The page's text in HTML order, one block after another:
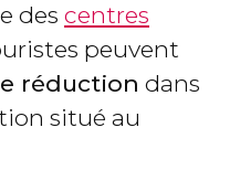
des centres
peuvent
réduction dans
situé au